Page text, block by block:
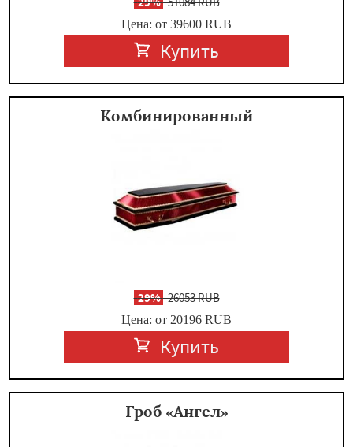
Цена: от 39600 RUB
Купить
Комбинированный
-29%26053 RUB
Цена: от 20196 RUB
Купить
Гроб «Ангел»